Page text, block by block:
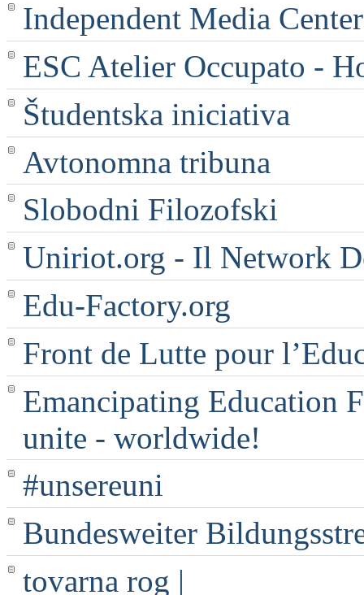
Independent Media
ESC Atelier Occupato -
Študentska iniciativa
Avtonomna tribuna
Slobodni Filozofski
Uniriot.org - Il Network
Edu-Factory.org
Front de Lutte pour
Emancipating Education
unite - worldwide!
#unsereuni
Bundesweiter
tovarna rog |